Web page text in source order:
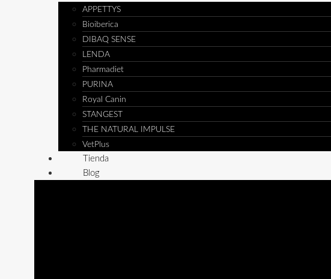
APPETTYS
Bioiberica
DIBAQ SENSE
LENDA
Pharmadiet
PURINA
Royal Canin
STANGEST
THE NATURAL IMPULSE
VetPlus
Tienda
Blog